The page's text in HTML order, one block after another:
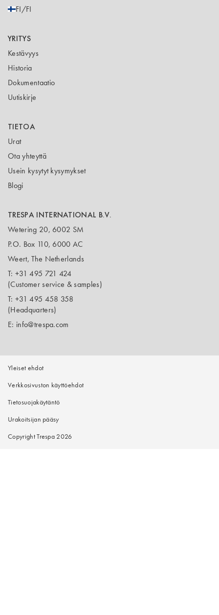
FI/FI
YRITYS
Kestävyys
Historia
Dokumentaatio
Uutiskirje
TIETOA
Urat
Ota yhteyttä
Usein kysytyt kysymykset
Blogi
TRESPA INTERNATIONAL B.V.
Wetering 20, 6002 SM
P.O. Box 110, 6000 AC
Weert, The Netherlands
T: +31 495 721 424
(Customer service & samples)
T: +31 495 458 358
(Headquarters)
E: info@trespa.com
Yleiset ehdot
Verkkosivuston käyttöehdot
Tietosuojakäytäntö
Urakoitsijan pääsy
Copyright Trespa 2026